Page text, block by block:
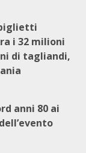
i 32 milioni
di tagliandi,
anni 80 ai